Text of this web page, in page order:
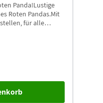
Panda!Lustige
Roten Pandas.Mit
für alle